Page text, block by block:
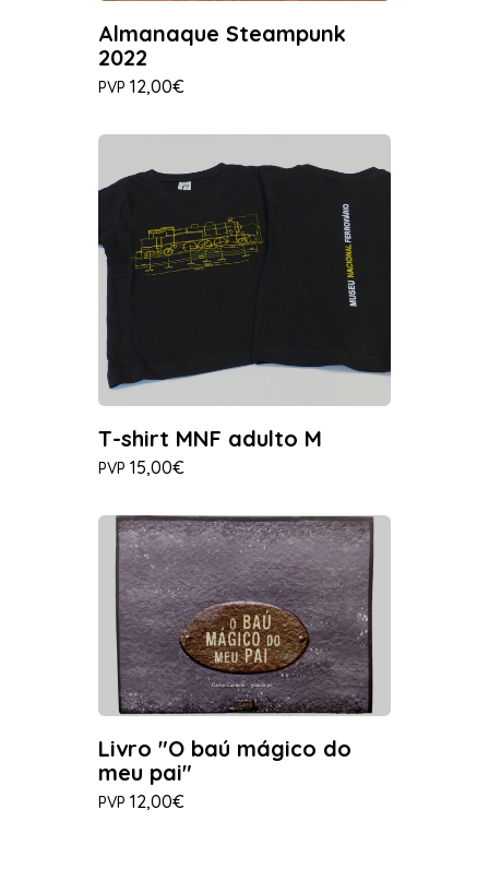
Almanaque Steampunk
2022
PVP 12,00€
T-shirt MNF adulto M
PVP 15,00€
Livro "O baú mágico do
meu pai"
PVP 12,00€